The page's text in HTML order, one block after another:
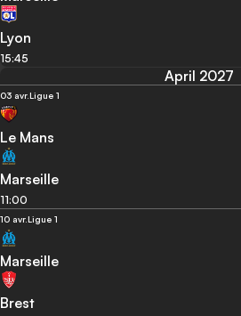
Lyon
15:45
April 2027
03 avr.Ligue 1
Le Mans
Marseille
11:00
10 avr.Ligue 1
Marseille
Brest